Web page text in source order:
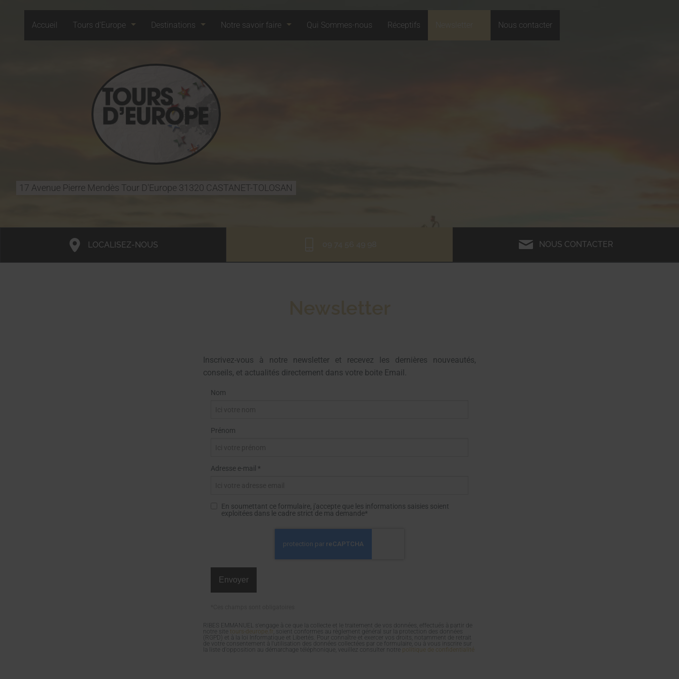
Accueil Tours d'Europe Destinations Notre savoir faire Qui Sommes-nous Réceptifs Nous contacter
17 Avenue Pierre Mendès Tour D'Europe 31320 CASTANET-TOLOSAN
LOCALISEZ-NOUS NOUS CONTACTER
Inscrivez-vous à notre newsletter et recevez les dernières nouveautés,
conseils, et actualités directement dans votre boite Email.
Nom
Prénom
Adresse e-mail *
En soumettant ce formulaire, j'accepte que les informations saisies soient
exploitées dans le cadre strict de ma demande*
RIBES EMMANUEL s'engage à ce que la collecte et le traitement de vos données, effectués à partir de
notre site tours-deurope.fr , soient conformes au règlement général sur la protection des données
(RGPD) et à la loi Informatique et Libertés. Pour connaître et exercer vos droits, notamment de retrait
de votre consentement à l'utilisation des données collectées par ce formulaire, ou à vous inscrire sur
la liste d'opposition au démarchage téléphonique, veuillez consulter notre politique de confidentialité